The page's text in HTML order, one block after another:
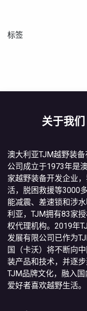
标签
关于我们
澳大利亚TJM越野装备
公司成立于1973年是
家越野装备开发企业
活，脱困救援等3000
能减震、差速锁和涉
利亚，TJM拥有83家
权代理机构。2019年
发展有限公司已作为
国（卡沃）将不断向
装产品和技术，并逐
TJM品牌文化，融入
爱好者喜欢越野生活。